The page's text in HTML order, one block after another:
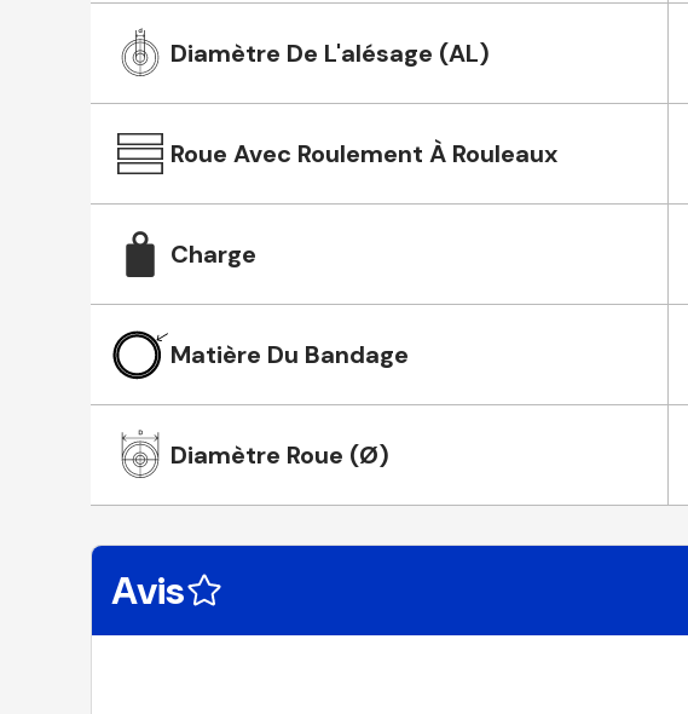
Diamètre De L'alésage (AL)
Roue Avec Roulement À Rouleaux
Charge
Matière Du Bandage
Diamètre Roue (Ø)
Avis